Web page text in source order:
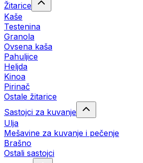
Žitarice
Kaše
Testenina
Granola
Ovsena kaša
Pahuljice
Heljda
Kinoa
Pirinač
Ostale žitarice
Sastojci za kuvanje
Ulja
Mešavine za kuvanje i pečenje
Brašno
Ostali sastojci